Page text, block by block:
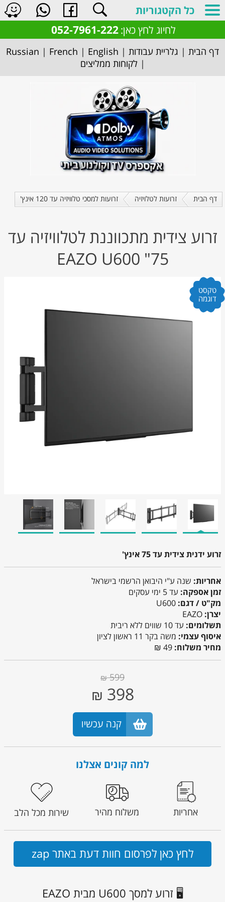
כל הקטגוריות
לחיוג לחץ כאן:052-7961-222
דף הבית | גלריית עבודות |
Russian | French | English
| לקוחות ממליצים
דף הבית זרועות לטלויזיה זרועות למסכי טלוויזיה עד 120 אינץ'
זרוע צידית מתכווננת לטלוויזיה עד
75" EAZO U600
טקסט
דוגמה
זרוע ידנית צידית עד 75 אינץ'
אחריות: שנה ע"י היבואן הרשמי בישראל
זמן אספקה: עד 5 ימי עסקים
מק"ט / דגם: U600
יצרן: EAZO
תשלומים: עד 10 שווים ללא ריבית
איסוף עצמי: משה בקר 11 ראשון לציון
מחיר משלוח: 49 ₪
599
₪
398
₪
קנה עכשיו
למה קונים אצלנו
אחריות משלוח מהיר שירות מכל הלב
לחץ כאן לפרסום חוות דעת באתר zap
🖥️ זרוע למסך U600 מבית EAZO